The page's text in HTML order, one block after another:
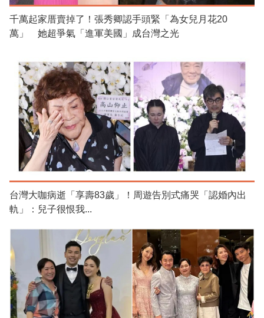
千萬起家厝賣掉了！張秀卿認手頭緊「為女兒月花20
萬」 她超爭氣「進軍美國」成台灣之光
台灣大咖病逝「享壽83歲」！周遊告別式痛哭「認婚內出
軌」：兒子很恨我...